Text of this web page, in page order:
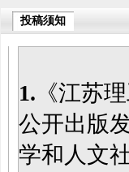
投稿须知
1. 《江苏
公开出版
学和人文